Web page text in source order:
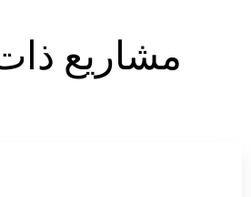
مشاريع